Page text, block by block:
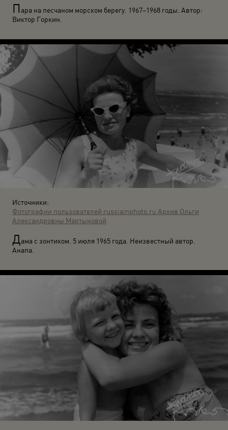
Пара на песчаном морском берегу. 1967–1968 годы. Автор:
Виктор Горкин.
Источники:
Фотографии пользователей russiainphoto.ru Архив Ольги
Александровны Мартыновой
Дама с зонтиком. 5 июля 1965 года. Неизвестный автор.
Анапа.